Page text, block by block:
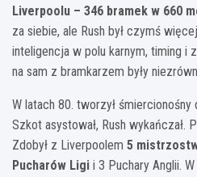
Liverpoolu – 346 bramek w 660
za siebie, ale Rush był czymś
inteligencja w polu karnym, timing i
na sam z bramkarzem były
W latach 80. tworzył śmiercionośny
Szkot asystował, Rush wykańczał.
Zdobył z Liverpoolem 5
Pucharów Ligi i 3 Puchary Anglii.